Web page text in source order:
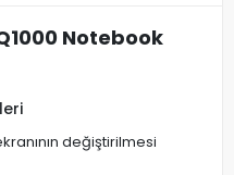
Notebook
değiştirilmesi